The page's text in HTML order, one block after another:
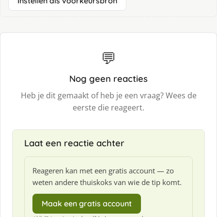
💬
Nog geen reacties
Heb je dit gemaakt of heb je een vraag? Wees de
eerste die reageert.
Laat een reactie achter
Reageren kan met een gratis account — zo
weten andere thuiskoks van wie de tip komt.
Maak een gratis account